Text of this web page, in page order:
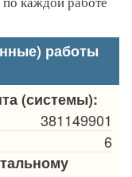
работы
(системы):
381149901
6